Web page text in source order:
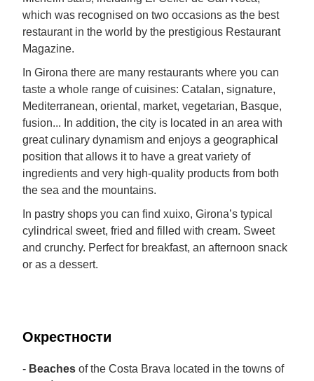
which was recognised on two occasions as the best
restaurant in the world by the prestigious Restaurant
Magazine.
In Girona there are many restaurants where you can
taste a whole range of cuisines: Catalan, signature,
Mediterranean, oriental, market, vegetarian, Basque,
fusion... In addition, the city is located in an area with
great culinary dynamism and enjoys a geographical
position that allows it to have a great variety of
ingredients and very high-quality products from both
the sea and the mountains.
In pastry shops you can find xuixo, Girona’s typical
cylindrical sweet, fried and filled with cream. Sweet
and crunchy. Perfect for breakfast, an afternoon snack
or as a dessert.
Окрестности
- Beaches of the Costa Brava located in the towns of